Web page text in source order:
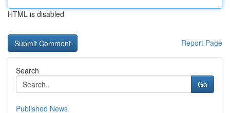
HTML is disabled
Report Page
Search
Go
Published News